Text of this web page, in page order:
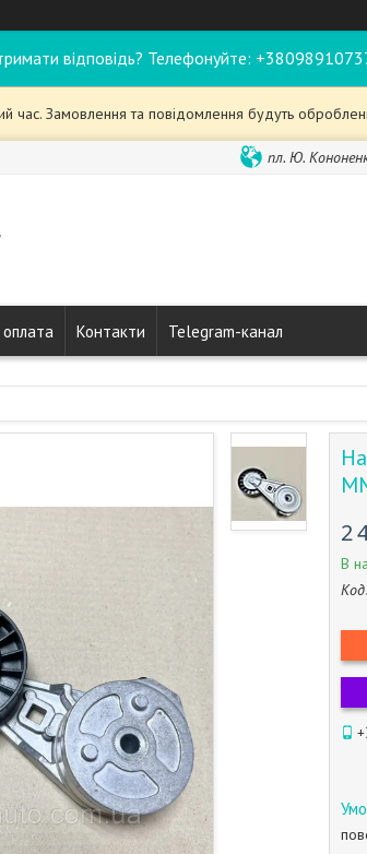
відповідь? Телефонуйте:
час. Замовлення та повідомлення будуть
пл. Ю.
Контакти Telegram-канал
2
В